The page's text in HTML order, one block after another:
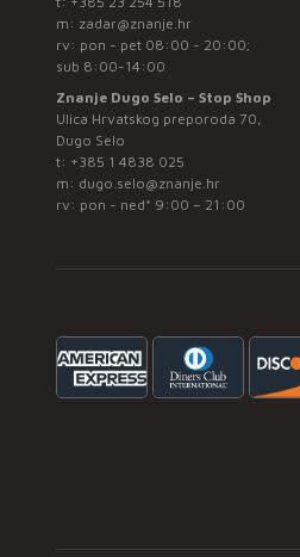
m: zadar@znanje.hr
rv: pon - pet 08:00 - 20:00;
sub 8:00-14:00
Znanje Dugo Selo – Stop Shop
Ulica Hrvatskog preporoda 70,
Dugo Selo
t: +385 1 4838 025
m: dugo.selo@znanje.hr
rv: pon - ned* 9:00 – 21:00